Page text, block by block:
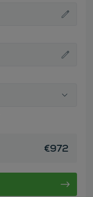
€972